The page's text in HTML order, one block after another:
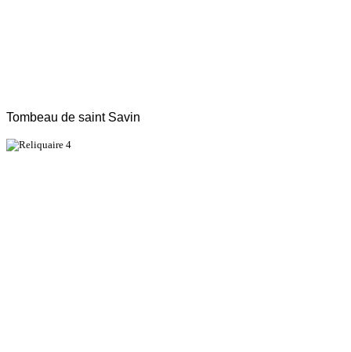
Tombeau de saint Savin